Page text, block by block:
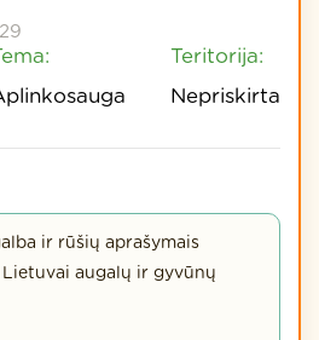
Teritorija:
Nepriskirta
ir rūšių aprašymais
augalų ir gyvūnų